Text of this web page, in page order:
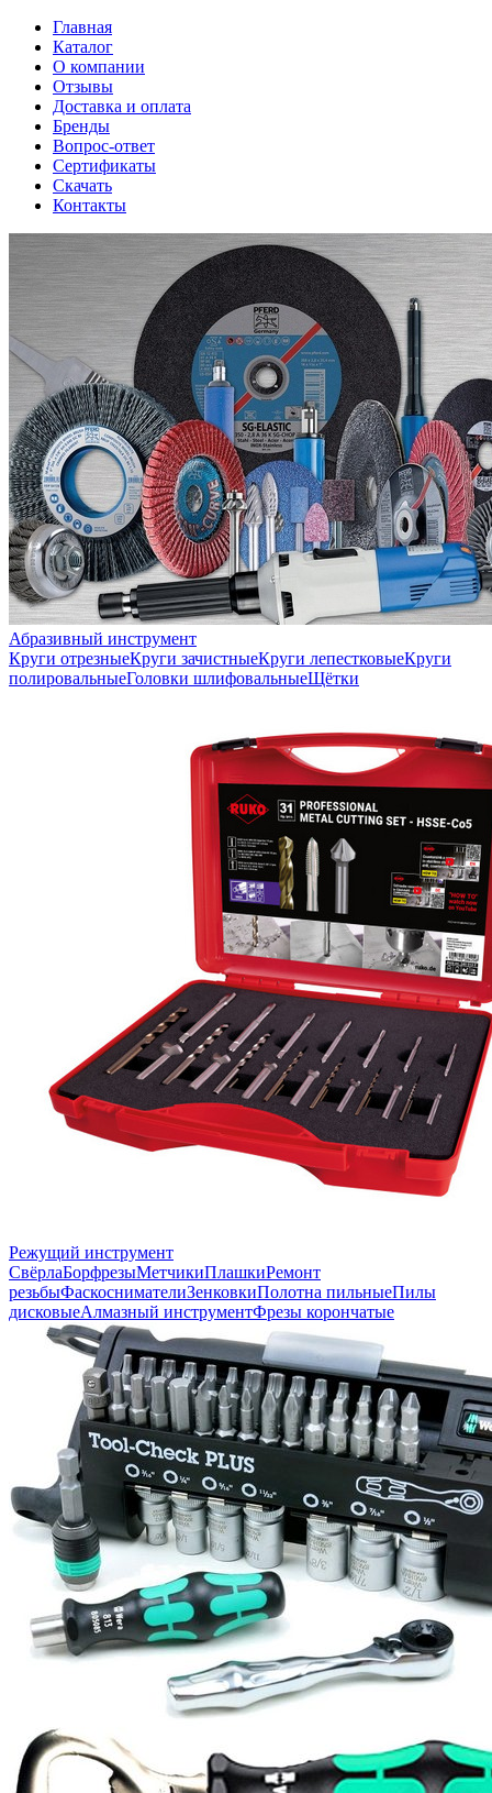
Главная
Каталог
О компании
Отзывы
Доставка и оплата
Бренды
Вопрос-ответ
Сертификаты
Скачать
Контакты
Абразивный инструмент
Круги отрезныеКруги зачистныеКруги лепестковыеКруги
полировальныеГоловки шлифовальныеЩётки
Режущий инструмент
СвёрлаБорфрезыМетчикиПлашкиРемонт
резьбыФаскоснимателиЗенковкиПолотна пильныеПилы
дисковыеАлмазный инструментФрезы корончатые